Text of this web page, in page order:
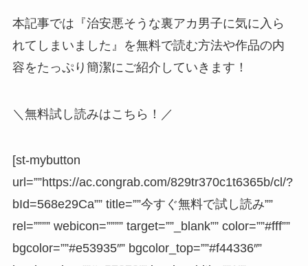
本記事では『治安悪そうな裏アカ男子に気に入ら
れてしまいました』を無料で読む方法や作品の内
容をたっぷり簡潔にご紹介していきます！
＼無料試し読みはこちら！／
[st-mybutton
url=””https://ac.congrab.com/829tr370c1t6365b/cl/?
bId=568e29Ca”” title=””今すぐ無料で試し読み””
rel=”””” webicon=”””” target=””_blank”” color=””#fff””
bgcolor=””#e53935″” bgcolor_top=””#f44336″”